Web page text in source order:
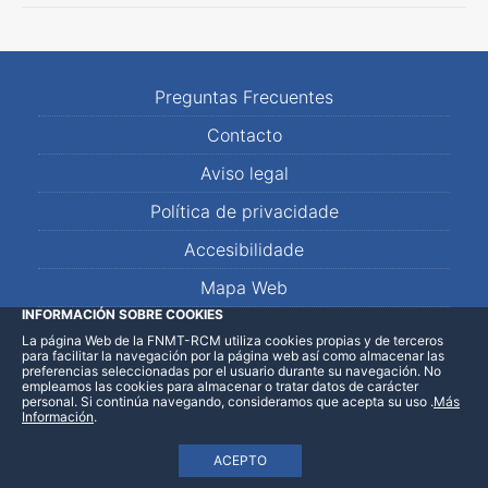
Preguntas Frecuentes
Contacto
Aviso legal
Política de privacidade
Accesibilidade
Mapa Web
LinkedInFacebookWhatsApp
INFORMACIÓN SOBRE COOKIES
La página Web de la FNMT-RCM utiliza cookies propias y de terceros
para facilitar la navegación por la página web así como almacenar las
preferencias seleccionadas por el usuario durante su navegación. No
empleamos las cookies para almacenar o tratar datos de carácter
personal. Si continúa navegando, consideramos que acepta su uso
ACEPTO
.Más
Información.